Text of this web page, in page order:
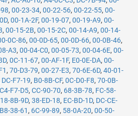
,00-23-34,00-22-56,00-22-55,00-
,00-1A-2F,00-19-07,00-19-A9,00-
,00-15-2B,00-15-2C,00-14-A9,00-14-
0C-86,00-0D-65,00-0D-66,00-0B-46,
A3,00-04-C0,00-05-73,00-04-6E,00-
,0C-11-67,00-AF-1F, E0-0E-DA,00-
,70-D3-79,00-27-E3,70-6E-6D,40-01-
DC-F7-19, B0-8B-CF,0C-D0-F8,70-0B-
C4-F7-D5,CC-90-70, 68-3B-78, FC-58-
18-8B-9D,38-ED-18, EC-BD-1D, DC-CE-
B8-38-61 , 6C-99-89, 58-0A-20,00-50-